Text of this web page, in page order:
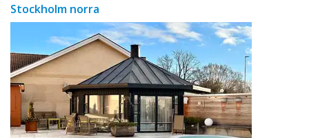
Stockholm norra